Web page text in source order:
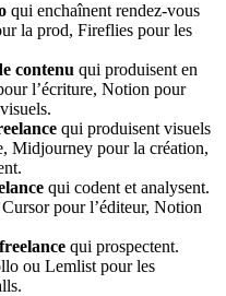
qui enchaînent rendez-vous
la prod, Fireflies pour les
contenu qui produisent en
l’écriture, Notion pour
qui produisent visuels
Midjourney pour la création,
qui codent et analysent.
pour l’éditeur, Notion
qui prospectent.
ou Lemlist pour les